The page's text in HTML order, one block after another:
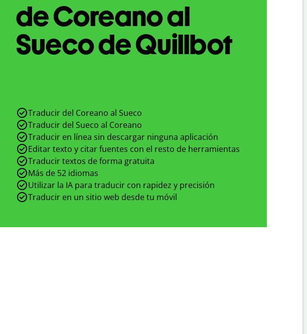
de Coreano al
Sueco de Quillbot
Traducir del Coreano al Sueco
Traducir del Sueco al Coreano
Traducir en línea sin descargar ninguna aplicación
Editar texto y citar fuentes con el resto de herramientas
Traducir textos de forma gratuita
Más de 52 idiomas
Utilizar la IA para traducir con rapidez y precisión
Traducir en un sitio web desde tu móvil